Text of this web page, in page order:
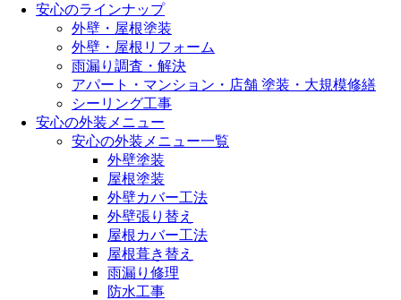
安心のラインナップ
外壁・屋根塗装
外壁・屋根リフォーム
雨漏り調査・解決
アパート・マンション・店舗 塗装・大規模修繕
シーリング工事
安心の外装メニュー
安心の外装メニュー一覧
外壁塗装
屋根塗装
外壁カバー工法
外壁張り替え
屋根カバー工法
屋根葺き替え
雨漏り修理
防水工事